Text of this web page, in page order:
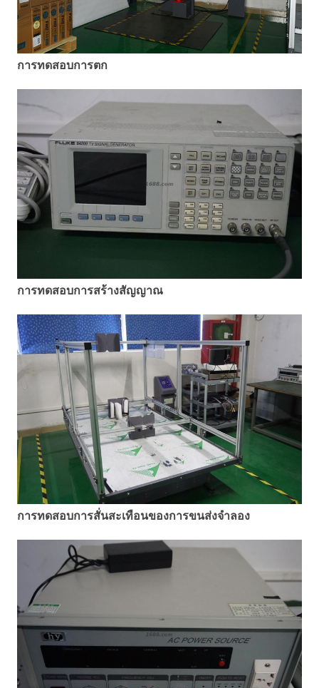
การทดสอบการตก
การทดสอบการสร้างสัญญาณ
การทดสอบการสั่นสะเทือนของการขนส่งจำลอง